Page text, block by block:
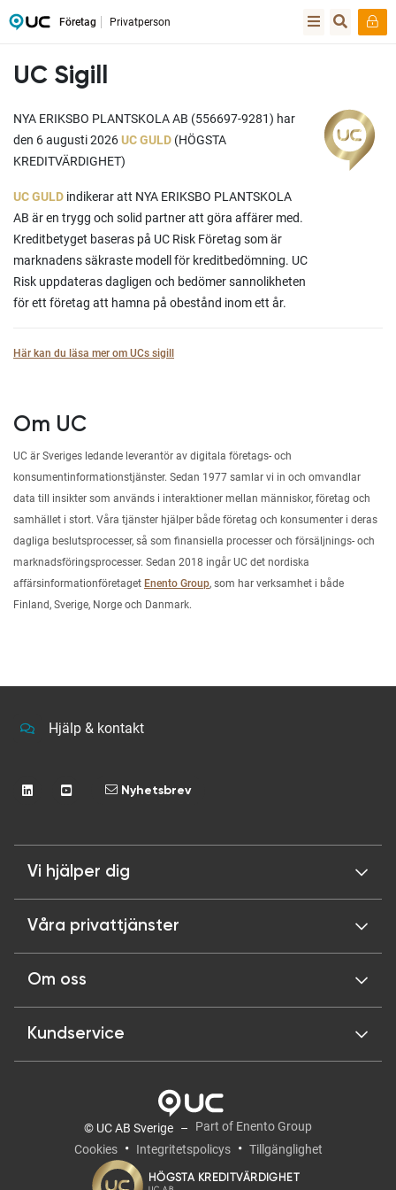
Företag Privatperson
UC Sigill
NYA ERIKSBO PLANTSKOLA AB (556697-9281) har
den 6 augusti 2026UC GULD (HÖGSTA
KREDITVÄRDIGHET)
UC GULD indikerar att NYA ERIKSBO PLANTSKOLA
AB är en trygg och solid partner att göra affärer med.
Kreditbetyget baseras på UC Risk Företag som är
marknadens säkraste modell för kreditbedömning. UC
Risk uppdateras dagligen och bedömer sannolikheten
för ett företag att hamna på obestånd inom ett år.
Här kan du läsa mer om UCs sigill
Om UC
UC är Sveriges ledande leverantör av digitala företags- och
konsumentinformationstjänster. Sedan 1977 samlar vi in och omvandlar
data till insikter som används i interaktioner mellan människor, företag och
samhället i stort. Våra tjänster hjälper både företag och konsumenter i deras
dagliga beslutsprocesser, så som finansiella processer och försäljnings- och
marknadsföringsprocesser. Sedan 2018 ingår UC det nordiska
affärsinformationföretaget Enento Group, som har verksamhet i både
Finland, Sverige, Norge och Danmark.
Hjälp & kontakt
Nyhetsbrev
Vi hjälper dig
Våra privattjänster
Om oss
Kundservice
© UC AB Sverige
Part of Enento Group
Cookies
Integritetspolicys Tillgänglighet